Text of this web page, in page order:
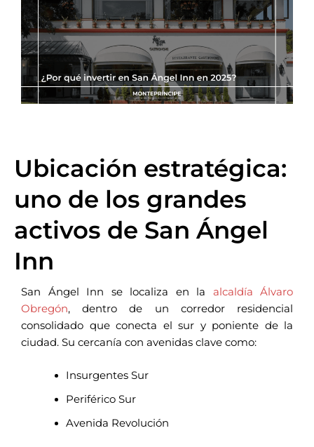
Ubicación estratégica:
uno de los grandes
activos de San Ángel
Inn
San Ángel Inn se localiza en la alcaldía Álvaro
Obregón, dentro de un corredor residencial
consolidado que conecta el sur y poniente de la
ciudad. Su cercanía con avenidas clave como:
Insurgentes Sur
Periférico Sur
Avenida Revolución